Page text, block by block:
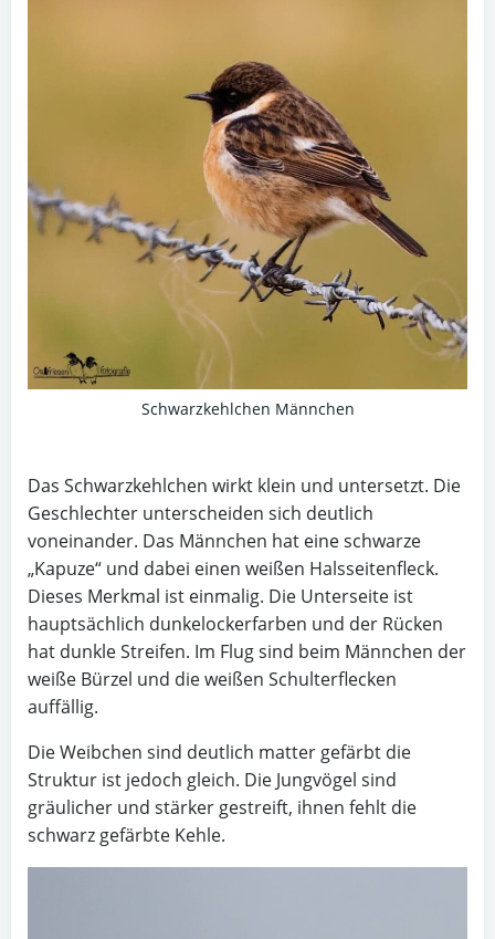
Schwarzkehlchen Männchen
Das Schwarzkehlchen wirkt klein und untersetzt. Die
Geschlechter unterscheiden sich deutlich
voneinander. Das Männchen hat eine schwarze
„Kapuze“ und dabei einen weißen Halsseitenfleck.
Dieses Merkmal ist einmalig. Die Unterseite ist
hauptsächlich dunkelockerfarben und der Rücken
hat dunkle Streifen. Im Flug sind beim Männchen der
weiße Bürzel und die weißen Schulterflecken
auffällig.
Die Weibchen sind deutlich matter gefärbt die
Struktur ist jedoch gleich. Die Jungvögel sind
gräulicher und stärker gestreift, ihnen fehlt die
schwarz gefärbte Kehle.